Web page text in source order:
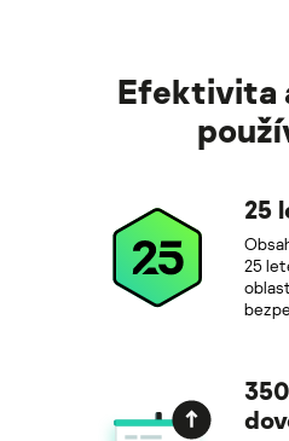
Efektivita
25
25